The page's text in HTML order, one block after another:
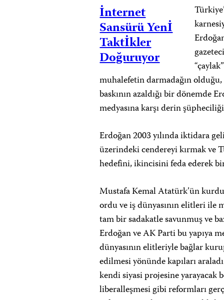
İnternet
Sansürü Yenİ
Taktİkler
Doğuruyor
muhalefetin darmadağın olduğu,
baskının azaldığı bir dönemde
medyasına karşı derin
Erdoğan 2003 yılında iktidara
üzerindeki cendereyi kırmak
hedefini, ikincisini feda ederek
Mustafa Kemal Atatürk’ün
ordu ve iş dünyasının elitleri
tam bir sadakatle savunmuş ve
Erdoğan ve AK Parti bu yapıya
dünyasının elitleriyle bağlar
edilmesi yönünde kapıları
kendi siyasi projesine yarayacak
liberalleşmesi gibi reformları